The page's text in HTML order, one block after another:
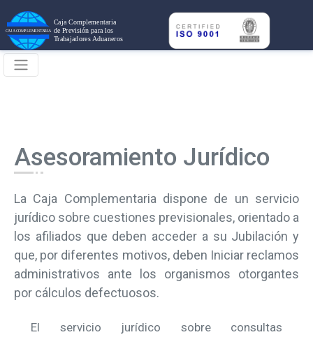
Asesoramiento Jurídico
La Caja Complementaria dispone de un servicio
jurídico sobre cuestiones previsionales, orientado a
los afiliados que deben acceder a su Jubilación y
que, por diferentes motivos, deben Iniciar reclamos
administrativos ante los organismos otorgantes
por cálculos defectuosos.
El servicio jurídico sobre consultas